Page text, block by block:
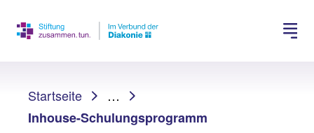
Startseite
…
Inhouse-Schulungsprogramm